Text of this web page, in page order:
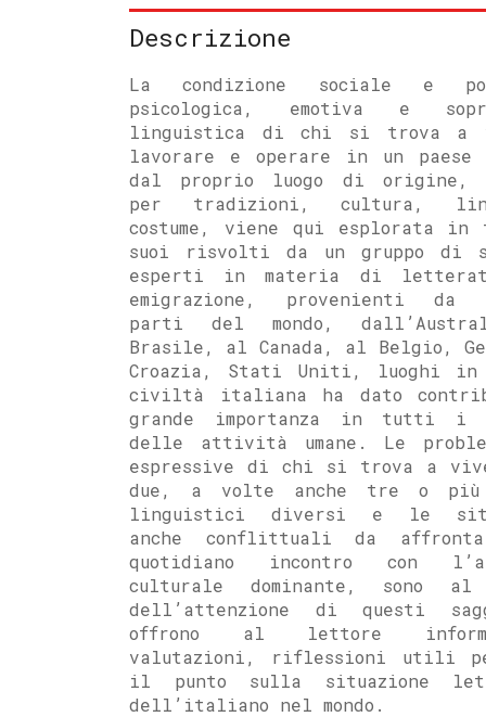
Descrizione
La condizione sociale e
psicologica, emotiva e
linguistica di chi si trova a
lavorare e operare in un paese
dal proprio luogo di origine,
per tradizioni, cultura,
costume, viene qui esplorata
suoi risvolti da un gruppo di
esperti in materia di
emigrazione, provenienti da
parti del mondo,
Brasile, al Canada, al Belgio,
Croazia, Stati Uniti, luoghi
civiltà italiana ha dato
grande importanza in tutti i
delle attività umane. Le
espressive di chi si trova a
due, a volte anche tre o più
linguistici diversi e le
anche conflittuali da
quotidiano incontro con
culturale dominante, sono al
dell’attenzione di questi
offrono al lettore
valutazioni, riflessioni utili
il punto sulla situazione
dell’italiano nel mondo.